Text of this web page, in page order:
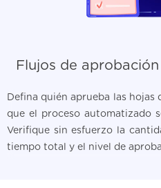
Flujos de
Defina quién aprueba las hojas
que el proceso automatizado
Verifique sin esfuerzo la
tiempo total y el nivel de